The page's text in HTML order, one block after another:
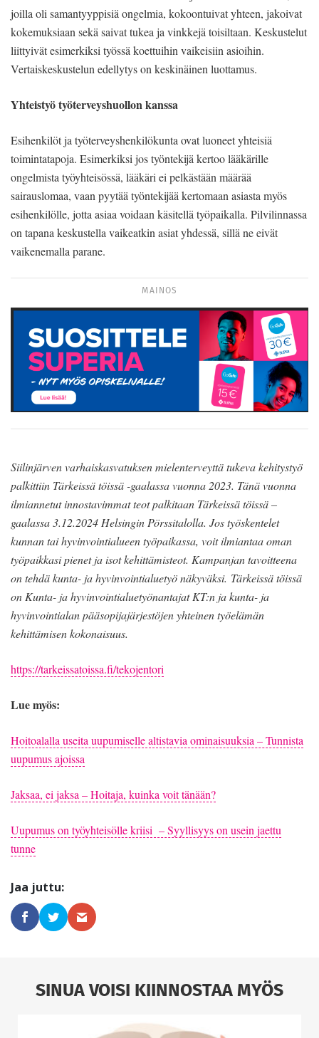
joilla oli samantyyppisiä ongelmia, kokoontuivat yhteen, jakoivat
kokemuksiaan sekä saivat tukea ja vinkkejä toisiltaan. Keskustelut
liittyivät esimerkiksi työssä koettuihin vaikeisiin asioihin.
Vertaiskeskustelun edellytys on keskinäinen luottamus.
Yhteistyö työterveyshuollon kanssa
Esihenkilöt ja työterveyshenkilökunta ovat luoneet yhteisiä
toimintatapoja. Esimerkiksi jos työntekijä kertoo lääkärille
ongelmista työyhteisössä, lääkäri ei pelkästään määrää
sairauslomaa, vaan pyytää työntekijää kertomaan asiasta myös
esihenkilölle, jotta asiaa voidaan käsitellä työpaikalla. Pilvilinnassa
on tapana keskustella vaikeatkin asiat yhdessä, sillä ne eivät
vaikenemalla parane.
MAINOS
Siilinjärven varhaiskasvatuksen mielenterveyttä tukeva kehitystyö
palkittiin Tärkeissä töissä -gaalassa vuonna 2023. Tänä vuonna
ilmiannetut innostavimmat teot palkitaan Tärkeissä töissä –
gaalassa 3.12.2024 Helsingin Pörssitalolla. Jos työskentelet
kunnan tai hyvinvointialueen työpaikassa, voit ilmiantaa oman
työpaikkasi pienet ja isot kehittämisteot. Kampanjan tavoitteena
on tehdä kunta- ja hyvinvointialuetyö näkyväksi. Tärkeissä töissä
on Kunta- ja hyvinvointialuetyönantajat KT:n ja kunta- ja
hyvinvointialan pääsopijajärjestöjen yhteinen työelämän
kehittämisen kokonaisuus.
https://tarkeissatoissa.fi/tekojentori
Lue myös:
Hoitoalalla useita uupumiselle altistavia ominaisuuksia – Tunnista
uupumus ajoissa
Jaksaa, ei jaksa – Hoitaja, kuinka voit tänään?
Uupumus on työyhteisölle kriisi – Syyllisyys on usein jaettu
tunne
SINUA VOISI KIINNOSTAA MYÖS